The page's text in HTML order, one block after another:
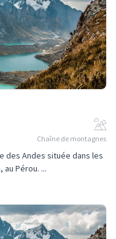
Chaîne de montagnes
des Andes située dans les
au Pérou. ...